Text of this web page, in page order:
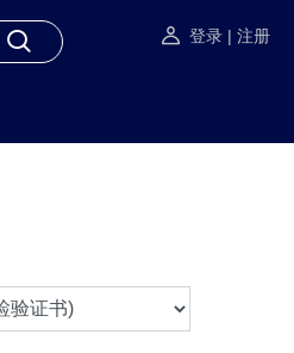
登录 | 注册